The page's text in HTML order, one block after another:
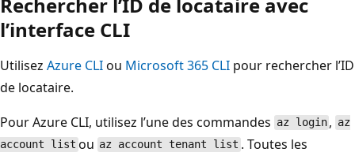
l’interface CLI
Utilisez Azure CLIou Microsoft 365 CLI pour rechercher l’ID
de locataire.
Pour Azure CLI, utilisez l’une des commandes az login , az
account list ou az account tenant list . Toutes les